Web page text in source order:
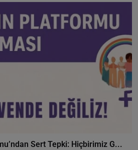
Sert Tepki: Hiçbirimiz G...